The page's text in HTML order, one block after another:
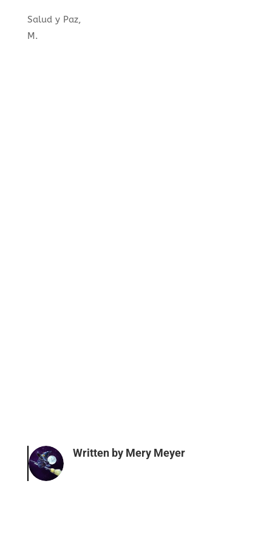
Salud y Paz,
M.
Written by Mery Meyer